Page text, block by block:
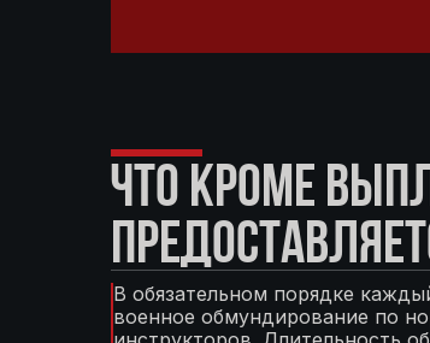
ЧТО КРОМЕ
В обязательном порядке
военное обмундирование по